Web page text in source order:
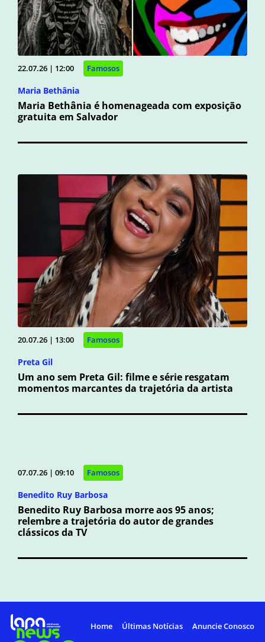
22.07.26 | 12:00 Famosos
Maria Bethânia
Maria Bethânia é homenageada com exposição
gratuita em Salvador
20.07.26 | 13:00 Famosos
Preta Gil
Um ano sem Preta Gil: filme e série resgatam
momentos marcantes da trajetória da artista
07.07.26 | 09:10 Famosos
Benedito Ruy Barbosa
Benedito Ruy Barbosa morre aos 95 anos;
relembre a trajetória do autor de grandes
clássicos da TV
Home Últimas Notícias Anuncie Conosco